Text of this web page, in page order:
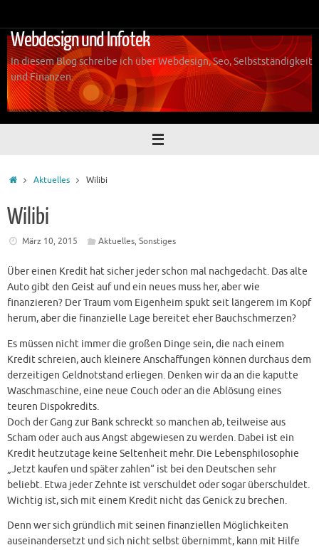
springen
Webdesign und Infotek
In diesem Blog schreibe ich über Webdesign, Seo, Selbstständigkeit
und Finanzen.
StartAktuelles Wilibi
Wilibi
März 10, 2015 Aktuelles,Sonstiges
Über einen Kredit hat sicher jeder schon mal nachgedacht. Das alte
Auto gibt den Geist auf und ein neues muss her, aber wie
finanzieren? Der Traum vom Eigenheim spukt seit längerem im Kopf
herum, aber die finanzielle Lage bereitet eher Bauchschmerzen?
Es müssen nicht immer die großen Dinge sein, die nach einem
Kredit schreien, auch kleinere Anschaffungen können durchaus dem
derzeitigen Geldnotstand erliegen. Denken wir da an die kaputte
Waschmaschine, eine neue Couch oder an die Ablösung eines
teuren Dispokredits.
Doch der Gang zur Bank schreckt so manchen ab, teilweise aus
Scham oder auch aus Angst abgewiesen zu werden. Dabei ist ein
Kredit heutzutage keine Seltenheit mehr. Die Lebensphilosophie
„Jetzt kaufen und später zahlen“ ist bei den Deutschen sehr
beliebt. Etwa jeder Zehnte ist verschuldet oder sogar überschuldet.
Wichtig ist, sich mit einem Kredit nicht das Genick zu brechen.
Denn wer sich gründlich mit seinen finanziellen Möglichkeiten
auseinandersetzt und sich nicht selbst übernimmt, kann mit Hilfe